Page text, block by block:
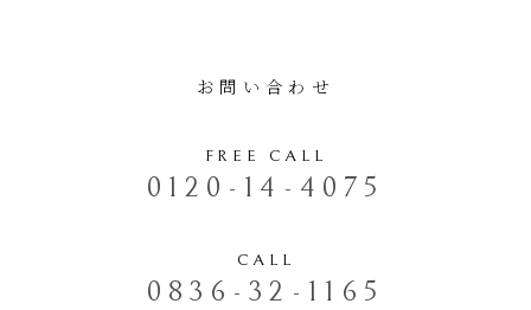
お問い合わせ
FREE CALL
0120-14-4075
CALL
0836-32-1165